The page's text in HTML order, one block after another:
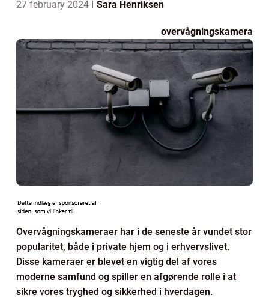
27 february 2024 Sara Henriksen
overvågningskamera
Overvågningskameraer har i de seneste år vundet stor
popularitet, både i private hjem og i erhvervslivet.
Disse kameraer er blevet en vigtig del af vores
moderne samfund og spiller en afgørende rolle i at
sikre vores tryghed og sikkerhed i hverdagen.